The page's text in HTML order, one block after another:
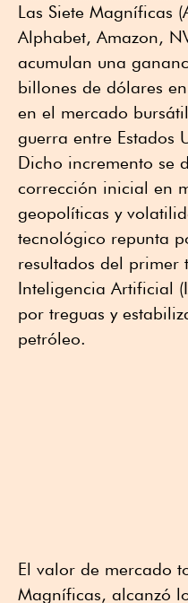
Las Siete Magníficas
Alphabet, Amazon,
acumulan una
billones de dólares
en el mercado
guerra entre Estados
Dicho incremento se
corrección inicial en
geopolíticas y
tecnológico repunta
resultados del primer
Inteligencia Artificial
por treguas y
petróleo.
El valor de mercado
Magníficas, alcanzó